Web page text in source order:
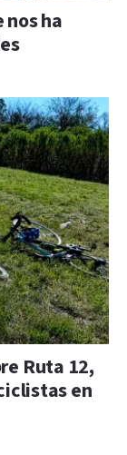
nos ha
Ruta 12,
en